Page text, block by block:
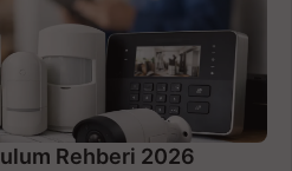
Rehberi 2026